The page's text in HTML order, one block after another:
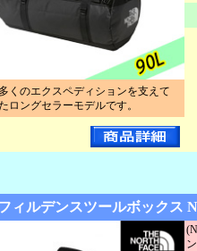
くのエクスペディションを支えて
ロングセラーモデルです。
ィルデンスツールボックス
ン